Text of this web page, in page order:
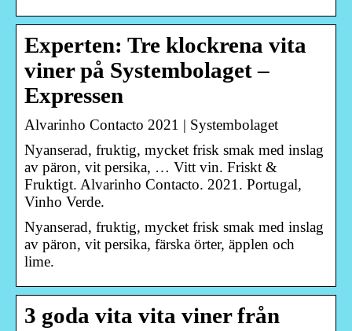
Experten: Tre klockrena vita
viner på Systembolaget –
Expressen
Alvarinho Contacto 2021 | Systembolaget
Nyanserad, fruktig, mycket frisk smak med inslag
av päron, vit persika, … Vitt vin. Friskt &
Fruktigt. Alvarinho Contacto. 2021. Portugal,
Vinho Verde.
Nyanserad, fruktig, mycket frisk smak med inslag
av päron, vit persika, färska örter, äpplen och
lime.
3 goda vita vita viner från